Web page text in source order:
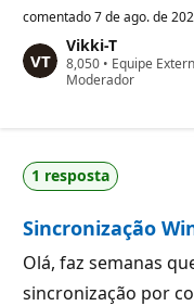
n
o
s
d
u
t
a
ã
comentado7 de ago. de
Vikki-T
8,050 P
o
d
e
r
p
u
t
a
ç
• Equipe
Moderador
1 resposta
Sincronização
Olá, faz semanas
sincronização por